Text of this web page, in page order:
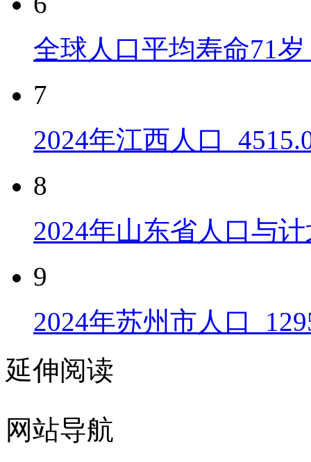
全球人口平均寿命71
7
2024年江西人口
8
2024年山东省人口与
9
2024年苏州市人口
延伸阅读
网站导航